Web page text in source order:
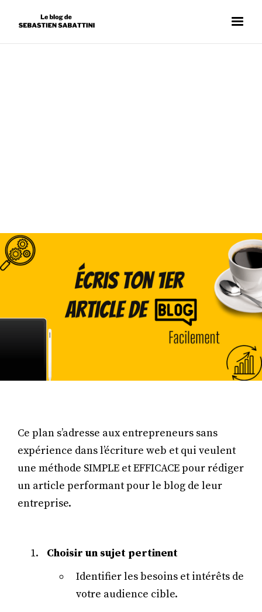
Ce plan s’adresse aux entrepreneurs sans
expérience dans l’écriture web et qui veulent
une méthode SIMPLE et EFFICACE pour rédiger
un article performant pour le blog de leur
entreprise.
Choisir un sujet pertinent
Identifier les besoins et intérêts de
votre audience cible.